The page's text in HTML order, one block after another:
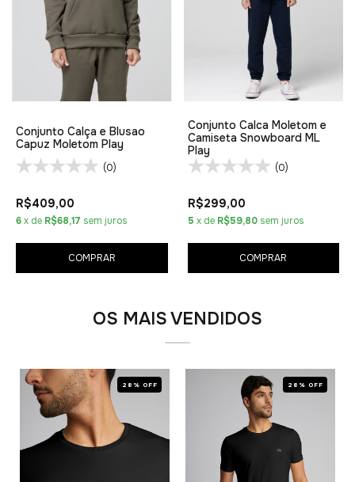
Conjunto Calça e Blusao
Capuz Moletom Play
(0)
R$409,00
6x de R$68,17 sem juros
COMPRAR
Conjunto Calca Moletom e
Camiseta Snowboard ML
Play
(0)
R$299,00
5 x de R$59,80 sem juros
COMPRAR
OS MAIS VENDIDOS
28% OFF 28% OFF